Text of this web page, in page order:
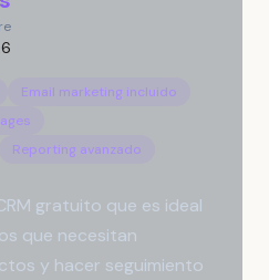
Email marketing incluido
Reporting avanzado
gratuito que es ideal
que necesitan
y hacer seguimiento